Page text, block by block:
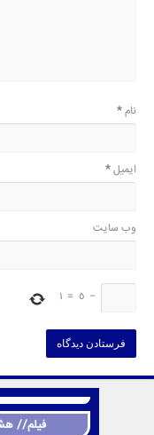
نام*
ایمیل*
وب‌ سایت
−
5
=
1
فیلم//